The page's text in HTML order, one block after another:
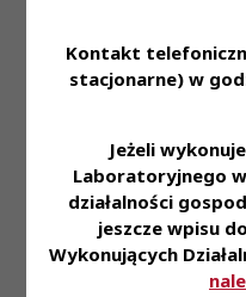
Kontakt
stacjonarne) w
Jeżeli
Laboratoryjnego
działalności
jeszcze wpisu
Wykonujących
omyłki pisarskiej
Uchwale Nr 840-P/VI/2024
Laboratoryjnych z dnia 23
styc
w sprawie przyznania Prawa
Wykonywania Zawodu
Diagnosty Laboratoryjnego
Uchwała Nr 118-P/VI/2023